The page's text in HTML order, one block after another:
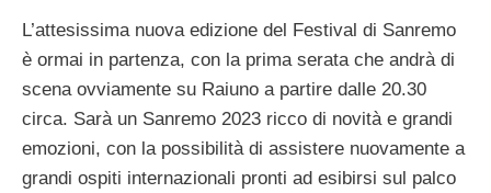
L’attesissima nuova edizione del Festival di Sanremo
è ormai in partenza, con la prima serata che andrà di
scena ovviamente su Raiuno a partire dalle 20.30
circa. Sarà un Sanremo 2023 ricco di novità e grandi
emozioni, con la possibilità di assistere nuovamente a
grandi ospiti internazionali pronti ad esibirsi sul palco